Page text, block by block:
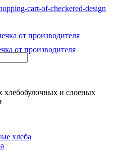
хлебобулочных и слоеных
хлеба